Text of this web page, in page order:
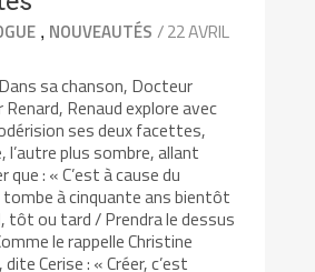
, NOUVEAUTÉS / 22 AVRIL
sa chanson, Docteur
Renaud explore avec
ses deux facettes,
l’autre plus sombre, allant
que : « C’est à cause du
tombe à cinquante ans bientôt
tôt ou tard / Prendra le dessus
le rappelle Christine
Cerise : « Créer, c’est